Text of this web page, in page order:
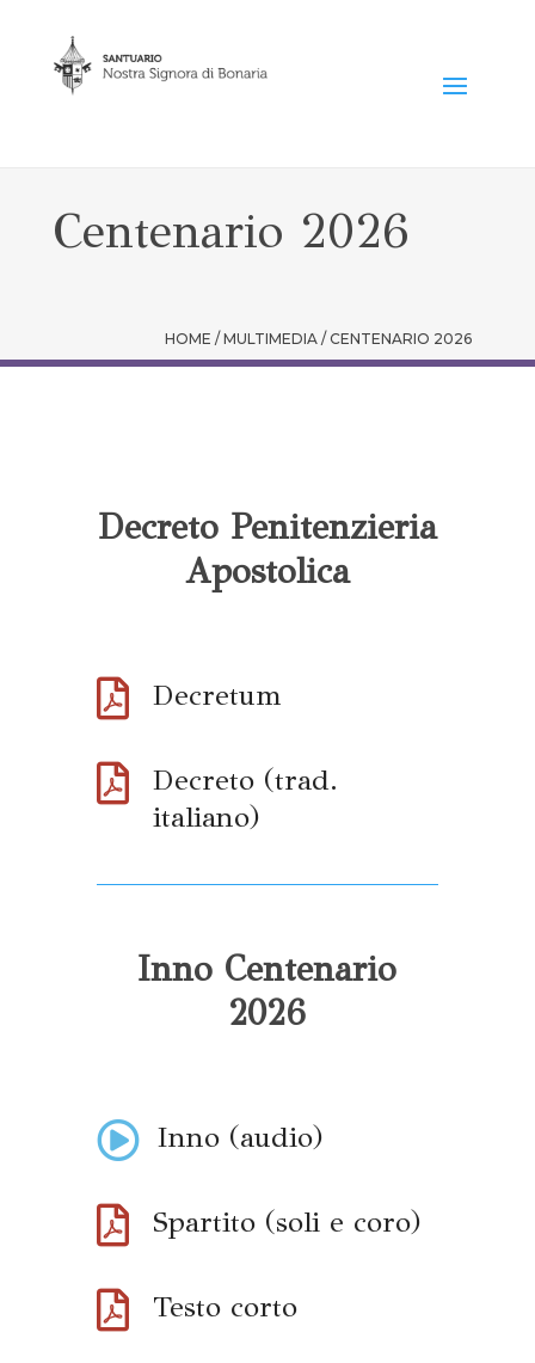
Centenario 2026
HOME / MULTIMEDIA / CENTENARIO 2026
Decreto Penitenzieria
Apostolica
 Decretum

Decreto (trad.
italiano)
Inno Centenario
2026
 Inno (audio)
 Spartito (soli e coro)
 Testo corto